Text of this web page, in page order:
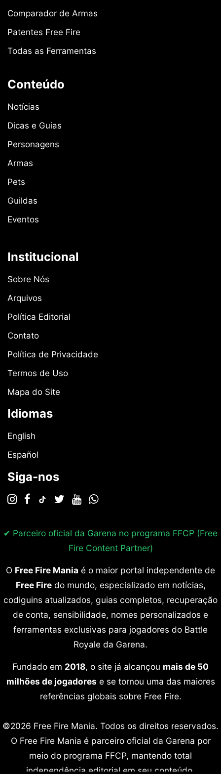
Comparador de Armas
Patentes Free Fire
Todas as Ferramentas
Conteúdo
Notícias
Dicas e Guias
Personagens
Armas
Pets
Guildas
Eventos
Institucional
Sobre Nós
Arquivos
Política Editorial
Contato
Política de Privacidade
Termos de Uso
Mapa do Site
Idiomas
English
Español
Siga-nos
✔ Parceiro oficial da Garena no programa FFCP (Free
Fire Content Partner)
O Free Fire Mania é o maior portal independente de
Free Firedo mundo, especializado em notícias,
codiguins atualizados, guias completos, recuperação
de conta, sensibilidade, nomes personalizados e
ferramentas exclusivas para jogadores do Battle
Royale da Garena.
Fundado em 2018, o site já alcançou mais de 50
milhões de jogadores e se tornou uma das maiores
referências globais sobre Free Fire.
©2026 Free Fire Mania. Todos os direitos reservados.
O Free Fire Mania é parceiro oficial da Garena por
meio do programa FFCP, mantendo total
independência editorial em seu conteúdo.